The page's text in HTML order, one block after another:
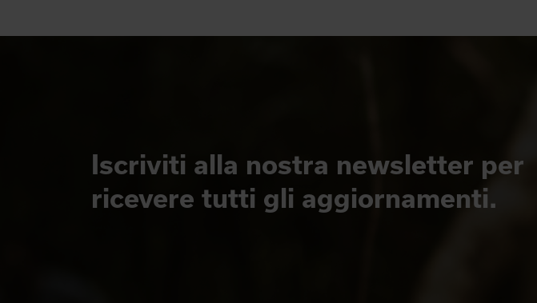
Iscriviti alla nostra newsletter per
ricevere tutti gli aggiornamenti.